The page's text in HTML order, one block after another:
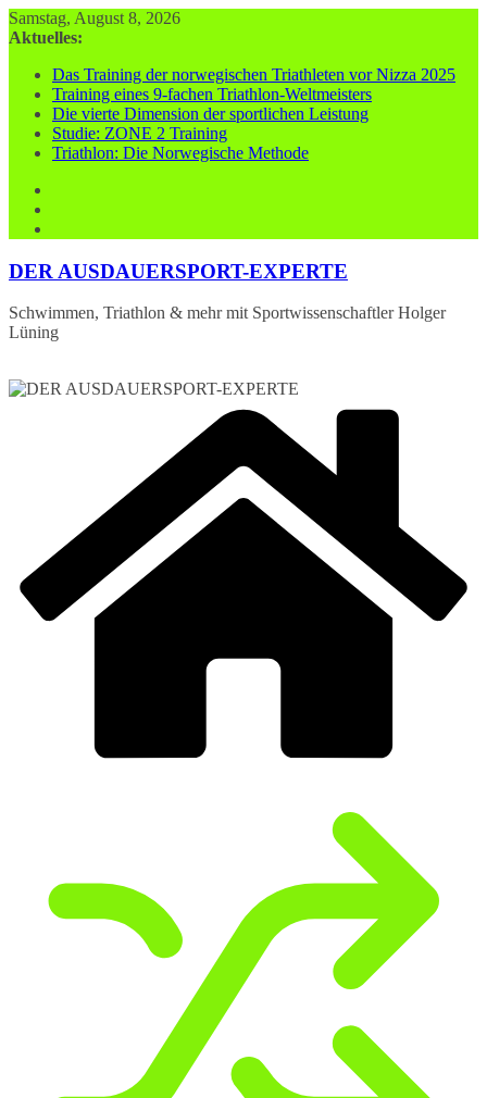
Zum
Inhalt
Samstag, August 8, 2026
Aktuelles:
Das Training der norwegischen Triathleten vor Nizza 2025
Training eines 9-fachen Triathlon-Weltmeisters
Die vierte Dimension der sportlichen Leistung
Studie: ZONE 2 Training
Triathlon: Die Norwegische Methode
DER AUSDAUERSPORT-EXPERTE
Schwimmen, Triathlon & mehr mit Sportwissenschaftler Holger
Lüning